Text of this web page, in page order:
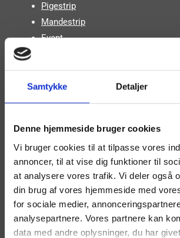
Samtykke Detaljer
Denne hjemmeside bruger cookies
Vi bruger cookies til at tilpasse vores
annoncer, til at vise dig funktioner til
at analysere vores trafik. Vi deler også
din brug af vores hjemmeside med
for sociale medier,
analysepartnere. Vores partnere kan
data med andre oplysninger, du har
Pigestrip
Mandestrip
Event
Book en poledancer
Book en drag queen
Book en tryllekunstner
Andet
Polterabend
Julefrokost
Promotion
Firmaarrangement
Pakkeløsninger
Sushi pige